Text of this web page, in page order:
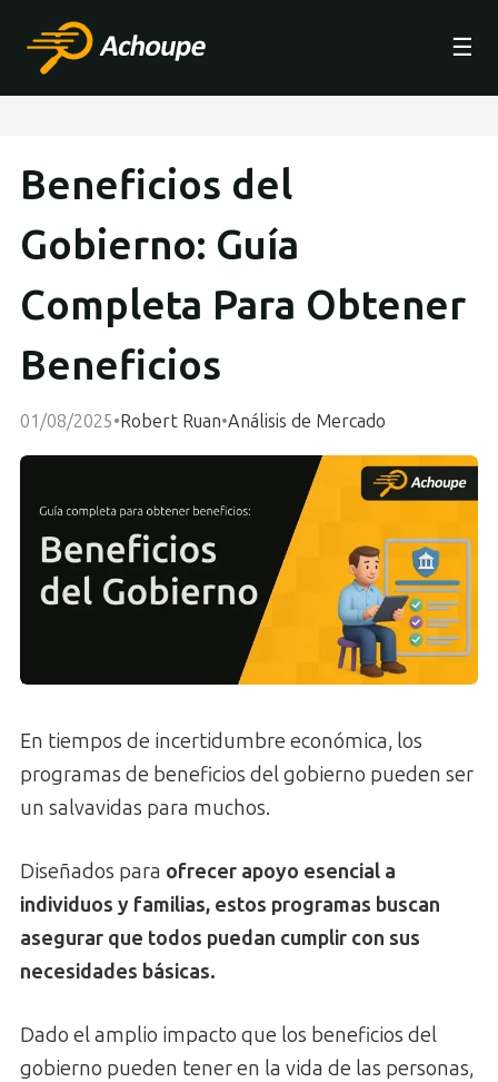
☰
Beneficios del
Gobierno: Guía
Completa Para Obtener
Beneficios
01/08/2025•Robert Ruan•Análisis de Mercado
En tiempos de incertidumbre económica, los
programas de beneficios del gobierno pueden ser
un salvavidas para muchos.
Diseñados para ofrecer apoyo esencial a
individuos y familias, estos programas buscan
asegurar que todos puedan cumplir con sus
necesidades básicas.
Dado el amplio impacto que los beneficios del
gobierno pueden tener en la vida de las personas,